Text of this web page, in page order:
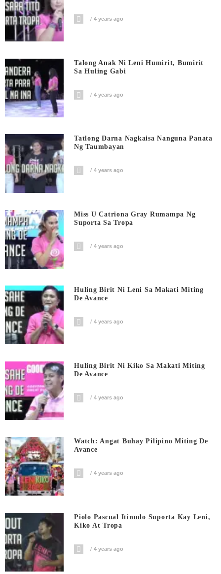
4 years ago
Talong Anak Ni Leni Humirit, Bumirit
Sa Huling Gabi
4 years ago
Tatlong Darna Nagkaisa Nanguna Panata
Ng Taumbayan
4 years ago
Miss U Catriona Gray Rumampa Ng
Suporta Sa Tropa
4 years ago
Huling Birit Ni Leni Sa Makati Miting
De Avance
4 years ago
Huling Birit Ni Kiko Sa Makati Miting
De Avance
4 years ago
Watch: Angat Buhay Pilipino Miting De
Avance
4 years ago
Piolo Pascual Itinudo Suporta Kay Leni,
Kiko At Tropa
4 years ago